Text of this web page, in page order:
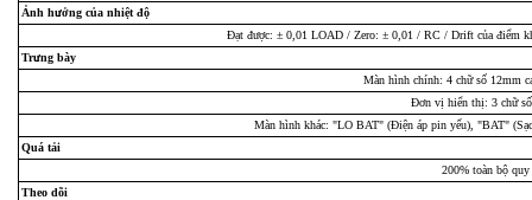
Ảnh hưởng của nhiệt độ
Đạt được: ± 0,01 LOAD / Zero: ± 0,01 / RC / Drift của điểm
Trưng bày
Màn hình chính: 4 chữ số 12mm
Đơn vị hiển thị: 3 chữ
Màn hình khác: "LO BAT" (Điện áp pin yếu), "BAT"
Quá tải
200% toàn bộ
Theo dõi